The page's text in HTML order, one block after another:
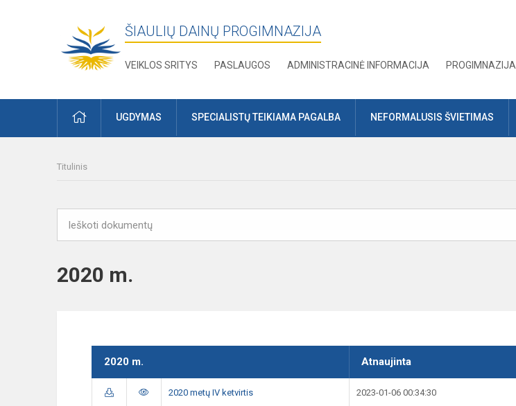
ŠIAULIŲ DAINŲ PROGIMNAZIJA
VEIKLOS SRITYS PASLAUGOS ADMINISTRACINĖ INFORMACIJA PROGIMNAZIJA
PRADŽIAUGDYMAS SPECIALISTŲ TEIKIAMA PAGALBA NEFORMALUSIS ŠVIETIMAS
Titulinis
2020 m.
2020 m. Atnaujinta
2020 metų IV ketvirtis 2023-01-06 00:34:30